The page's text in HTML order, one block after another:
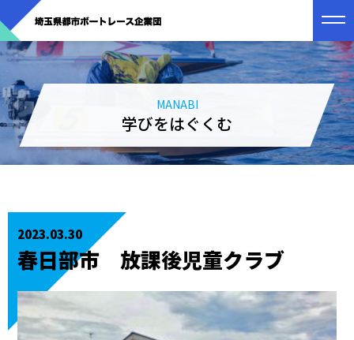
MANABI
学びをはぐくむ
2023.03.30
春日部市 放課後児童クラブ